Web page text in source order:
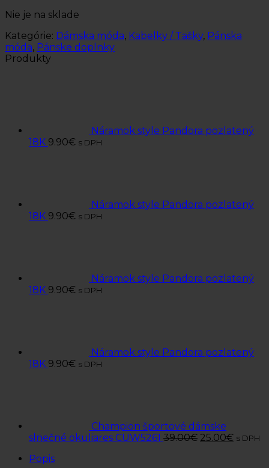
Nie je na sklade
Kategórie: Dámska móda, Kabelky / Tašky, Pánska
móda, Pánske doplnky
Produkty
Náramok style Pandora pozlatený
18K 9.90€ s DPH
Náramok style Pandora pozlatený
18K 9.90€ s DPH
Náramok style Pandora pozlatený
18K 9.90€ s DPH
Náramok style Pandora pozlatený
18K 9.90€ s DPH
Champion športové dámske
slnečné okuliares CUW5261 39.00€ 25.00€ s DPH
Popis